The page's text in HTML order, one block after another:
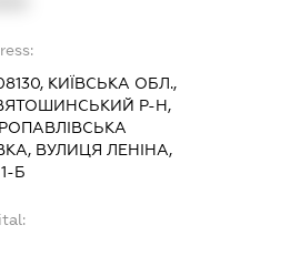
КИЇВСЬКА ОБЛ.,
Р-Н,
ВУЛИЦЯ ЛЕНІНА,
Б